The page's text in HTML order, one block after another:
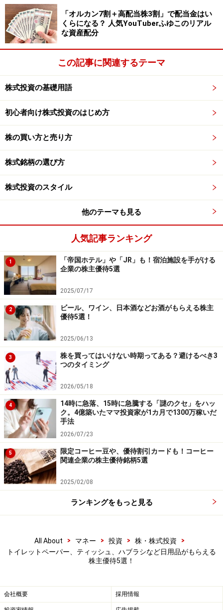
ハブラシ、ハミガキ粉、洗剤など、日用品の詰
め合わせが届きます。届くものが日々使うもの
なので、使い残すことがないということで人気
のある優待銘柄です。ただし、最近になって優
待をもらう条件に、1年以上の継続保有が追加さ
れました。2025年12月31日分の株主優待からこ
の制度が適用されます。今まで保有していた人
でも、株式を保有している口座をNISA口座に切
るので注意が必要です。（酒井富士子）
3. アース製薬
「アースジェット」「アースノーマット」（虫ケア用
ュミテクト」「ポリデント」（口腔ケア）などで有名な
アース製薬株式会社＜4985＞。株主優待では、家庭用虫
よけや消臭スプレーなど、季節に応じた日用品が届きま
す。
優待の必要株数：100株以上
最低購入金額：約49万500円（2025年5月16日終値時
点）
権利確定月：6月末、12月末（年2回）
優待内容：防虫剤、消臭剤、清掃用品など自社製品詰め
合わせ
▼6月
（100株以上1000株未満）
継続3年未満：2000円相当の自社グループ製品詰め合わ
せ
継続3年以上：3000円相当の自社グループ製品詰め合わ
せ
（1000株以上）
3000円相当の自社グループ製品詰め合わせ
（100株以上）
※詳細の優待条件は公式Webサイトをご確認ください
日用品詰め合わせが年2回届きます。6月30日基
準日の優待は3年未満の保有で2000円相当、3年
「オルカン7割＋高配当株3割」で配当金はい
くらになる？ 人気YouTuberふゆこのリアル
な資産配分
この記事に関連するテーマ
株式投資の基礎用語
初心者向け株式投資のはじめ方
株の買い方と売り方
株式銘柄の選び方
株式投資のスタイル
他のテーマも見る
人気記事ランキング
1
「帝国ホテル」や「JR」も！宿泊施設を手がける
企業の株主優待5選
2025/07/17
2
ビール、ワイン、日本酒などお酒がもらえる株主
優待5選！
2025/06/13
3
株を買ってはいけない時期ってある？避けるべき3
つのタイミング
2026/05/18
4
14時に急落、15時に急騰する「謎のクセ」をハッ
ク。4億築いたママ投資家が1カ月で1300万稼いだ
手法
2026/07/23
5
限定コーヒー豆や、優待割引カードも！コーヒー
関連企業の株主優待銘柄5選
2025/02/08
ランキングをもっと見る
All About > マネー > 投資 > 株・株式投資
>
トイレットペーパー、ティッシュ、ハブラシなど日用品がもらえる
株主優待5選！
会社概要 採用情報